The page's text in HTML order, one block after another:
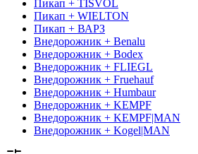
Пикап + TISVOL
Пикап + WIELTON
Пикап + ВАРЗ
Внедорожник + Benalu
Внедорожник + Bodex
Внедорожник + FLIEGL
Внедорожник + Fruehauf
Внедорожник + Humbaur
Внедорожник + KEMPF
Внедорожник + KEMPF|MAN
Внедорожник + Kogel|MAN